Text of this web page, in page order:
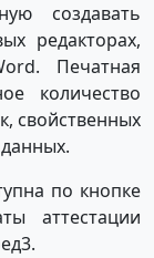
создавать
редакторах,
Печатная
количество
свойственных
по кнопке
аттестации